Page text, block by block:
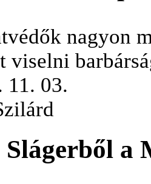
nagyon
viselni
11. 03.
a